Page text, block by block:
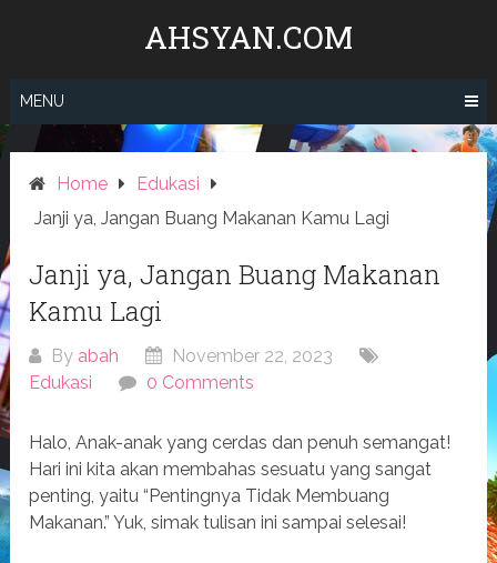
AHSYAN.COM
MENU
Home
Edukasi
Janji ya, Jangan Buang Makanan Kamu Lagi
Janji ya, Jangan Buang Makanan
Kamu Lagi
By abah
November 22, 2023
Edukasi
0 Comments
Halo, Anak-anak yang cerdas dan penuh semangat!
Hari ini kita akan membahas sesuatu yang sangat
penting, yaitu “Pentingnya Tidak Membuang
Makanan.” Yuk, simak tulisan ini sampai selesai!